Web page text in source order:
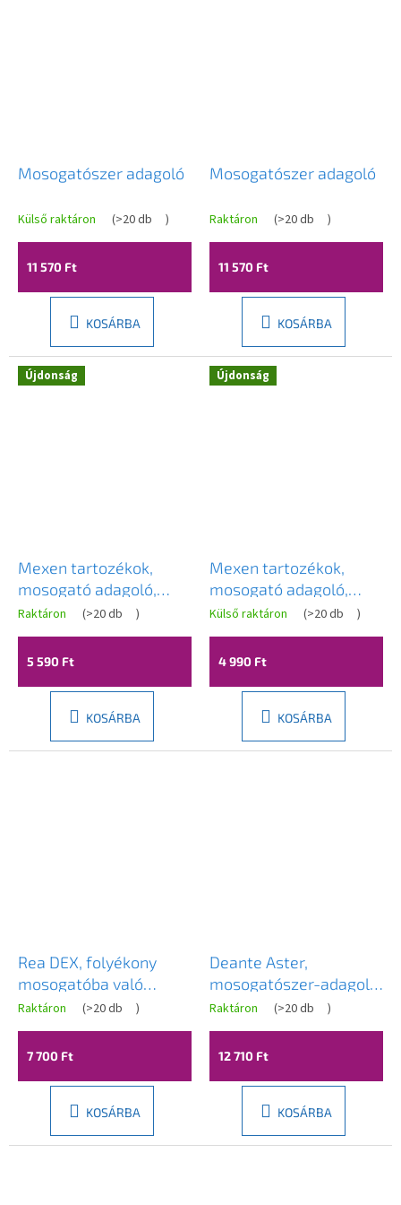
Mosogatószer adagoló
Külső raktáron (>20 db )
11 570 Ft
KOSÁRBA
Mosogatószer adagoló
Raktáron (>20 db )
11 570 Ft
KOSÁRBA
Újdonság
Mexen tartozékok,
mosogató adagoló,
arany, 6601320-50
Raktáron (>20 db )
5 590 Ft
KOSÁRBA
Újdonság
Mexen tartozékok,
mosogató adagoló,
fekete foltos, 6601320-
76
Külső raktáron (>20 db )
4 990 Ft
KOSÁRBA
Rea DEX, folyékony
mosogatóba való
adagoló, keskeny
kialakítás, 300 ml,
szálcsiszolt acél, REA-
Raktáron (>20 db )
7 700 Ft
KOSÁRBA
Deante Aster,
mosogatószer-adagoló
konyhai mosogatókhoz,
hosszú kifolyóval, 500
ml, bronz, DEA-
Raktáron (>20 db )
12 710 Ft
KOSÁRBA